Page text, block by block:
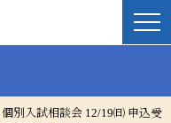
個別入試相談会 12/19㈰ 申込受